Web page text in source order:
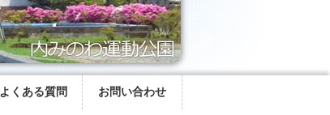
よくある質問 お問い合わせ